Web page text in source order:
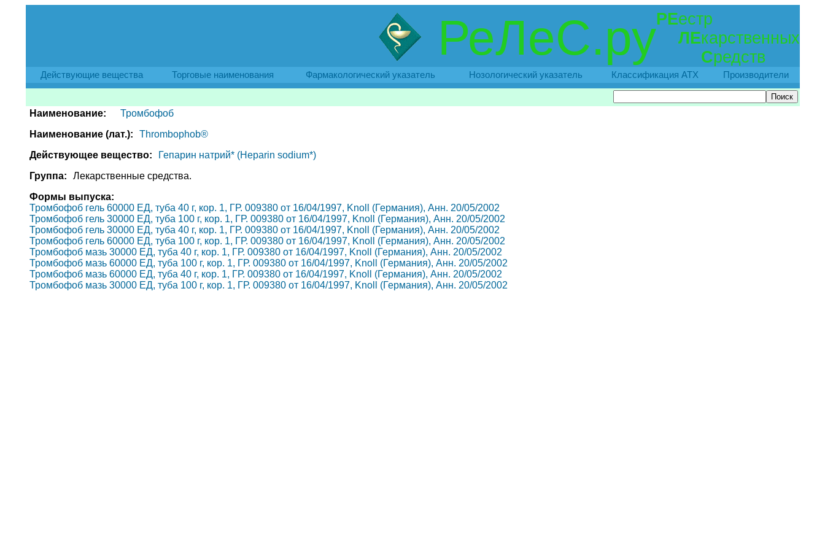
РеЛеС.руРЕестр
ЛЕкарственных
Средств
Действующие вещества Торговые наименования Фармакологический указатель Нозологический указатель Классификация АТХ Производители
Наименование:
Тромбофоб
Наименование (лат.):
Thrombophob®
Действующее вещество:
Гепарин натрий* (Heparin sodium*)
Группа:
Лекарственные средства.
Формы выпуска:
Тромбофоб гель 60000 ЕД, туба 40 г, кор. 1, ГР. 009380 от 16/04/1997, Knoll (Германия), Анн. 20/05/2002
Тромбофоб гель 30000 ЕД, туба 100 г, кор. 1, ГР. 009380 от 16/04/1997, Knoll (Германия), Анн. 20/05/2002
Тромбофоб гель 30000 ЕД, туба 40 г, кор. 1, ГР. 009380 от 16/04/1997, Knoll (Германия), Анн. 20/05/2002
Тромбофоб гель 60000 ЕД, туба 100 г, кор. 1, ГР. 009380 от 16/04/1997, Knoll (Германия), Анн. 20/05/2002
Тромбофоб мазь 30000 ЕД, туба 40 г, кор. 1, ГР. 009380 от 16/04/1997, Knoll (Германия), Анн. 20/05/2002
Тромбофоб мазь 60000 ЕД, туба 100 г, кор. 1, ГР. 009380 от 16/04/1997, Knoll (Германия), Анн. 20/05/2002
Тромбофоб мазь 60000 ЕД, туба 40 г, кор. 1, ГР. 009380 от 16/04/1997, Knoll (Германия), Анн. 20/05/2002
Тромбофоб мазь 30000 ЕД, туба 100 г, кор. 1, ГР. 009380 от 16/04/1997, Knoll (Германия), Анн. 20/05/2002